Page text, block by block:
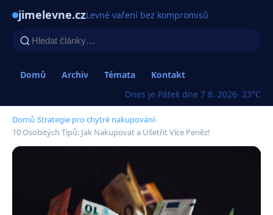
jimelevne.czLevné vaření bez kompromisů
Domů Archiv Témata
Kontakt
Dnes je Pátek dne 7 8. 2026· 23°C
Domů›Strategie pro chytré nakupování›
10 Osobitých Tipů: Jak Nakupovat a Ušetřit Více Peněz!